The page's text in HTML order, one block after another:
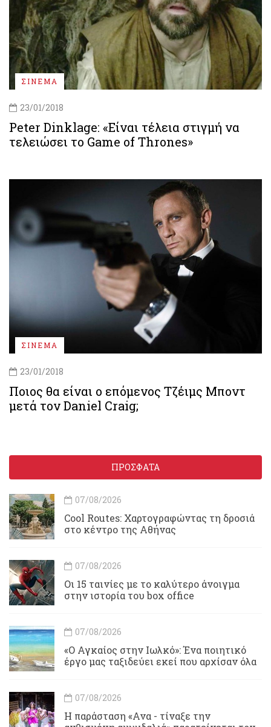
ΣΙΝΕΜΑ
23/01/2018
Peter Dinklage: «Είναι τέλεια στιγμή να
τελειώσει το Game of Thrones»
ΣΙΝΕΜΑ
23/01/2018
Ποιος θα είναι ο επόμενος Τζέιμς Μποντ
μετά τον Daniel Craig;
ΠΡΟΣΦΑΤΑ
07/08/2026
Cool Routes: Χαρτογραφώντας τη δροσιά
στο κέντρο της Αθήνας
07/08/2026
Οι 15 ταινίες με το καλύτερο άνοιγμα
στην ιστορία του box office
07/08/2026
«Ο Αγκαίος στην Ιωλκό»: Ένα ποιητικό
έργο μας ταξιδεύει εκεί που αρχίσαν όλα
07/08/2026
Η παράσταση «Ανα - τίναξε την